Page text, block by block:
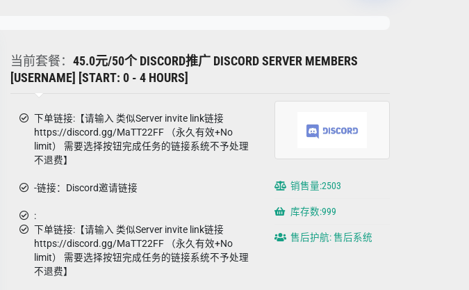
当前套餐： 45.0元/50个 DISCORD推广 DISCORD SERVER MEMBERS
[USERNAME] [START: 0 - 4 HOURS]
下单链接:【请输入 类似Server invite link链接
https://discord.gg/MaTT22FF （永久有效+No
limit） 需要选择按钮完成任务的链接系统不予处理
不退费】
-链接：Discord邀请链接
:
下单链接:【请输入 类似Server invite link链接
https://discord.gg/MaTT22FF （永久有效+No
limit） 需要选择按钮完成任务的链接系统不予处理
不退费】
销售量:2503
库存数:999
售后护航: 售后系统